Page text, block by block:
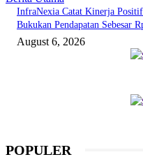
InfraNexia Catat Kinerja
Bukukan Pendapatan Sebesar
August 6, 2026
POPULER